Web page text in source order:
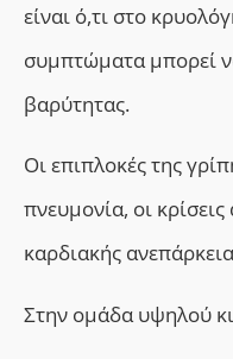
είναι ό,τι στο
συμπτώματα μπορεί
βαρύτητας.
Οι επιπλοκές της
πνευμονία, οι κρίσεις
καρδιακής
Στην ομάδα υψηλού